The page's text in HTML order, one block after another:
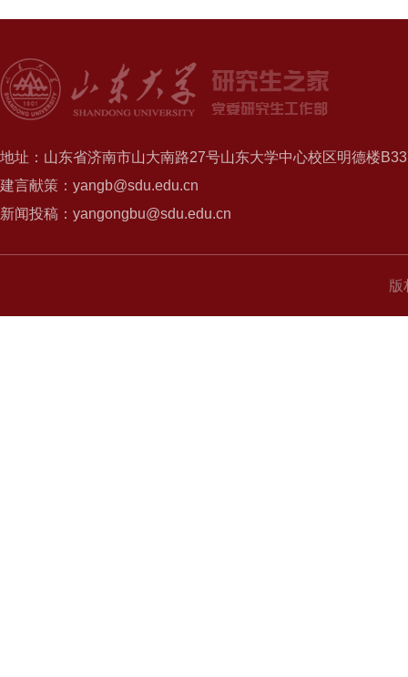
地址：山东省济南市山大南路27号山东大学中心校区明德楼
建言献策：yangb@sdu.edu.cn
新闻投稿：yangongbu@sdu.edu.cn
版